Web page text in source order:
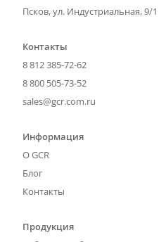
Псков, ул. Индустриальная, 9/1
Контакты
8 812 385-72-62
8 800 505-73-52
sales@gcr.com.ru
Информация
О GCR
Блог
Контакты
Продукция